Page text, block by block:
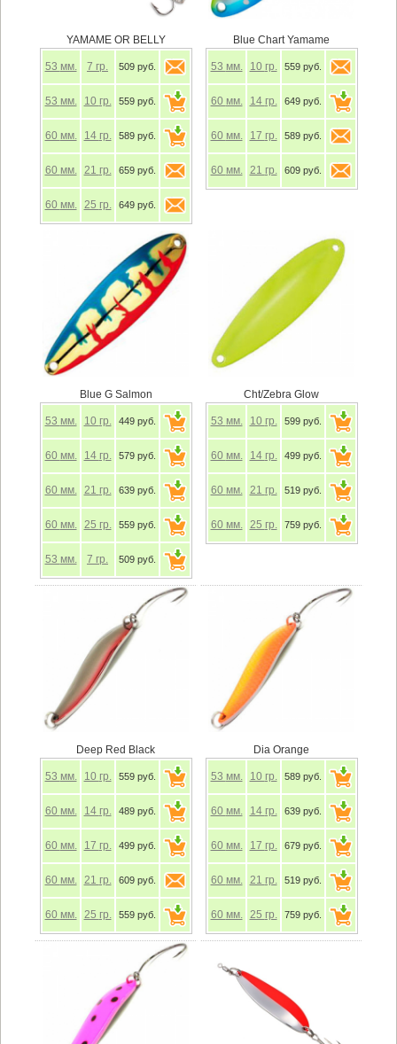
YAMAME OR BELLY
53 мм. 7 гр. 509 руб.
53 мм. 10 гр. 559 руб.
60 мм. 14 гр. 589 руб.
60 мм. 21 гр. 659 руб.
60 мм. 25 гр. 649 руб.
Blue Chart Yamame
53 мм. 10 гр. 559 руб.
60 мм. 14 гр. 649 руб.
60 мм. 17 гр. 589 руб.
60 мм. 21 гр. 609 руб.
Blue G Salmon
53 мм. 10 гр. 449 руб.
60 мм. 14 гр. 579 руб.
60 мм. 21 гр. 639 руб.
60 мм. 25 гр. 559 руб.
53 мм. 7 гр. 509 руб.
Cht/Zebra Glow
53 мм. 10 гр. 599 руб.
60 мм. 14 гр. 499 руб.
60 мм. 21 гр. 519 руб.
60 мм. 25 гр. 759 руб.
Deep Red Black
53 мм. 10 гр. 559 руб.
60 мм. 14 гр. 489 руб.
60 мм. 17 гр. 499 руб.
60 мм. 21 гр. 609 руб.
60 мм. 25 гр. 559 руб.
Dia Orange
53 мм. 10 гр. 589 руб.
60 мм. 14 гр. 639 руб.
60 мм. 17 гр. 679 руб.
60 мм. 21 гр. 519 руб.
60 мм. 25 гр. 759 руб.